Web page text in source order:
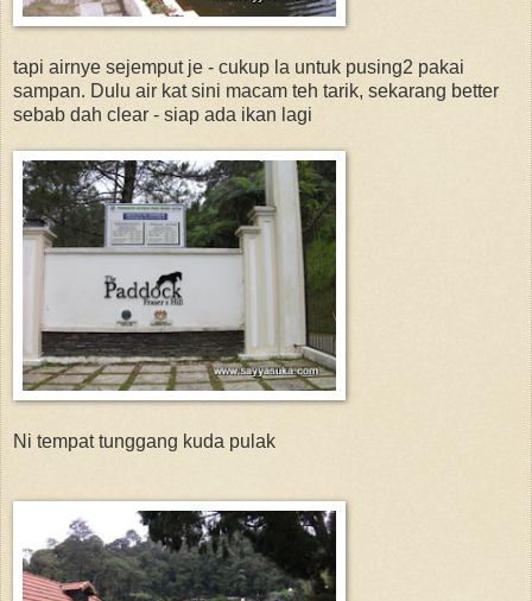
tapi airnye sejemput je - cukup la untuk pusing2 pakai
sampan. Dulu air kat sini macam teh tarik, sekarang better
sebab dah clear - siap ada ikan lagi
Ni tempat tunggang kuda pulak